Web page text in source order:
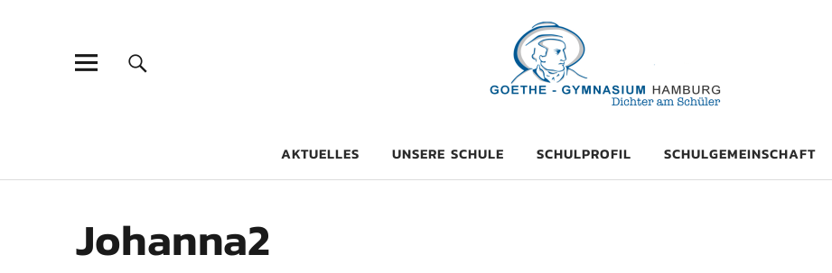
Goethe-Gymnasium Hamburg
AKTUELLES UNSERE SCHULE SCHULPROFIL SCHULGEMEINSCHAFT
Johanna2